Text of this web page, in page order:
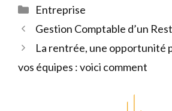
Catégories
Entreprise
Gestion Comptable d’un
La rentrée, une opportunité
vos équipes : voici comment